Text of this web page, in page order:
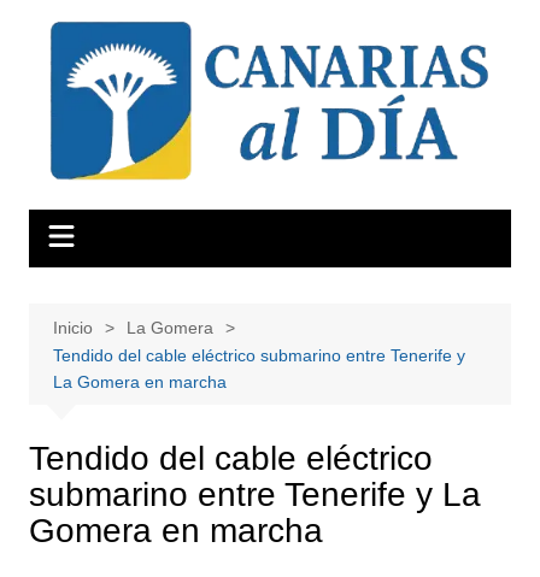
contenido
Inicio
La Gomera
Tendido del cable eléctrico submarino entre Tenerife y
La Gomera en marcha
Tendido del cable eléctrico
submarino entre Tenerife y La
Gomera en marcha